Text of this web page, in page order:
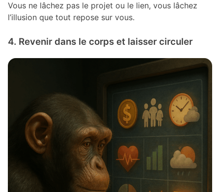
Vous ne lâchez pas le projet ou le lien, vous lâchez
l’illusion que tout repose sur vous.
4. Revenir dans le corps et laisser circuler